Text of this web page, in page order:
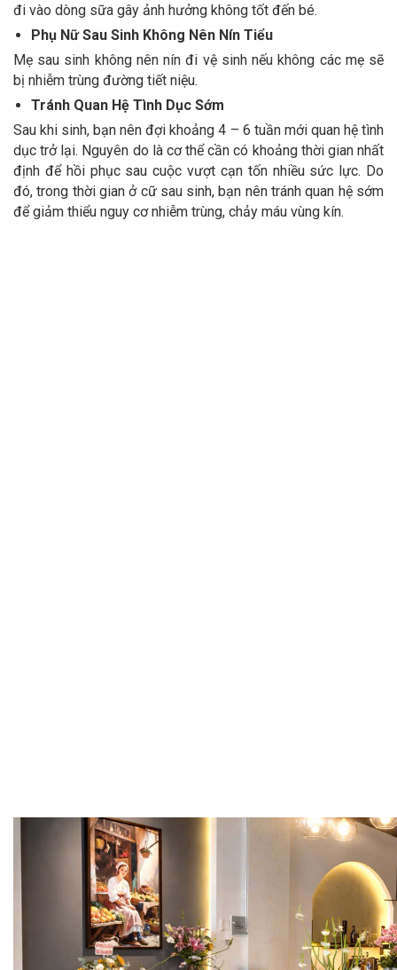
đi vào dòng sữa gây ảnh hưởng không tốt đến bé.
Phụ Nữ Sau Sinh Không Nên Nín Tiểu
Mẹ sau sinh không nên nín đi vệ sinh nếu không các mẹ sẽ
bị nhiễm trùng đường tiết niệu.
Tránh Quan Hệ Tình Dục Sớm
Sau khi sinh, bạn nên đợi khoảng 4 – 6 tuần mới quan hệ tình
dục trở lại. Nguyên do là cơ thể cần có khoảng thời gian nhất
định để hồi phục sau cuộc vượt cạn tốn nhiều sức lực. Do
đó, trong thời gian ở cữ sau sinh, bạn nên tránh quan hệ sớm
để giảm thiểu nguy cơ nhiễm trùng, chảy máu vùng kín.